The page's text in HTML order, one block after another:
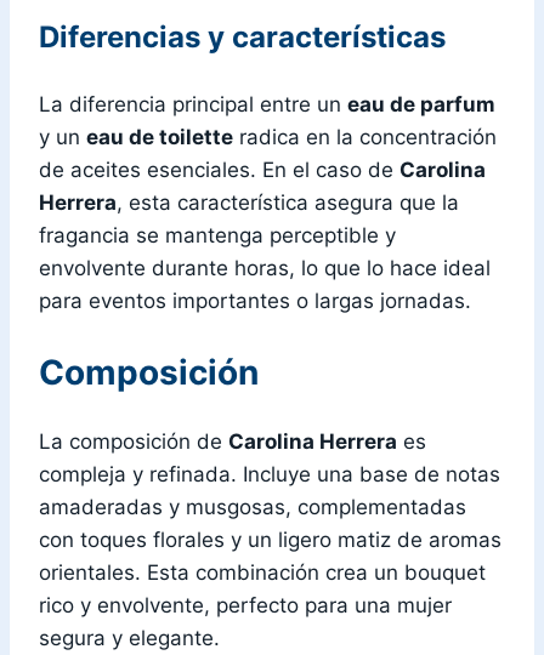
Diferencias y características
La diferencia principal entre un eau de parfum
y un eau de toilette radica en la concentración
de aceites esenciales. En el caso de Carolina
Herrera, esta característica asegura que la
fragancia se mantenga perceptible y
envolvente durante horas, lo que lo hace ideal
para eventos importantes o largas jornadas.
Composición
La composición de Carolina Herrera es
compleja y refinada. Incluye una base de notas
amaderadas y musgosas, complementadas
con toques florales y un ligero matiz de aromas
orientales. Esta combinación crea un bouquet
rico y envolvente, perfecto para una mujer
segura y elegante.